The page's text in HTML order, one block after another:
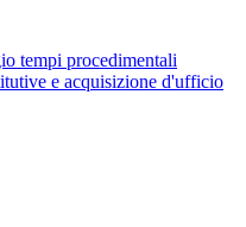
tempi procedimentali
e acquisizione d'ufficio